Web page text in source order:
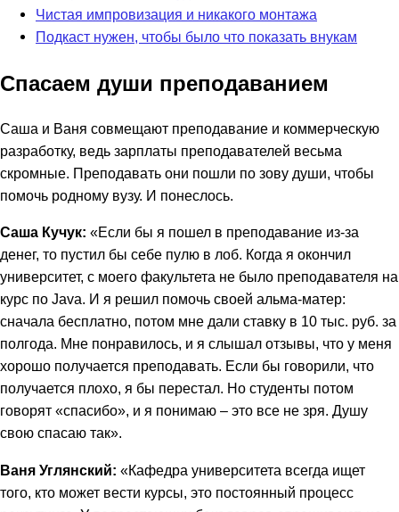
Чистая импровизация и никакого монтажа
Подкаст нужен, чтобы было что показать внукам
Спасаем души преподаванием
Саша и Ваня совмещают преподавание и коммерческую
разработку, ведь зарплаты преподавателей весьма
скромные. Преподавать они пошли по зову души, чтобы
помочь родному вузу. И понеслось.
Саша Кучук: «Если бы я пошел в преподавание из-за
денег, то пустил бы себе пулю в лоб. Когда я окончил
университет, с моего факультета не было преподавателя на
курс по Java. И я решил помочь своей альма-матер:
сначала бесплатно, потом мне дали ставку в 10 тыс. руб. за
полгода. Мне понравилось, и я слышал отзывы, что у меня
хорошо получается преподавать. Если бы говорили, что
получается плохо, я бы перестал. Но студенты потом
говорят «спасибо», и я понимаю – это все не зря. Душу
свою спасаю так».
Ваня Углянский: «Кафедра университета всегда ищет
того, кто может вести курсы, это постоянный процесс